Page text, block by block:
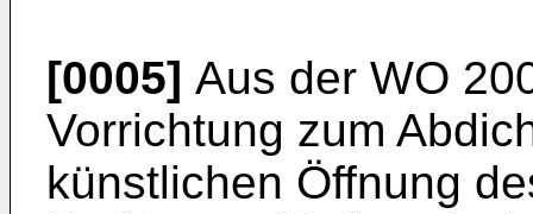
[0005] Aus der WO
Vorrichtung zum
künstlichen Öffnung